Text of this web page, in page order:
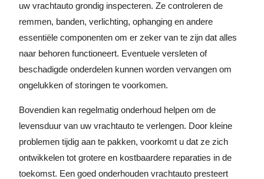
uw vrachtauto grondig inspecteren. Ze controleren de
remmen, banden, verlichting, ophanging en andere
essentiële componenten om er zeker van te zijn dat alles
naar behoren functioneert. Eventuele versleten of
beschadigde onderdelen kunnen worden vervangen om
ongelukken of storingen te voorkomen.
Bovendien kan regelmatig onderhoud helpen om de
levensduur van uw vrachtauto te verlengen. Door kleine
problemen tijdig aan te pakken, voorkomt u dat ze zich
ontwikkelen tot grotere en kostbaardere reparaties in de
toekomst. Een goed onderhouden vrachtauto presteert